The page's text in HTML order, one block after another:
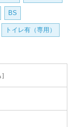
トイレ
BS
トイレ有（専用）